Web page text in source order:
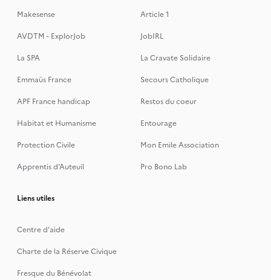
Makesense
Article 1
AVDTM - ExplorJob
JobIRL
La SPA
La Cravate Solidaire
Emmaüs France
Secours Catholique
APF France handicap
Restos du coeur
Habitat et Humanisme
Entourage
Protection Civile
Mon Emile Association
Apprentis d’Auteuil
Pro Bono Lab
Liens utiles
Centre d'aide
Charte de la Réserve Civique
Fresque du Bénévolat